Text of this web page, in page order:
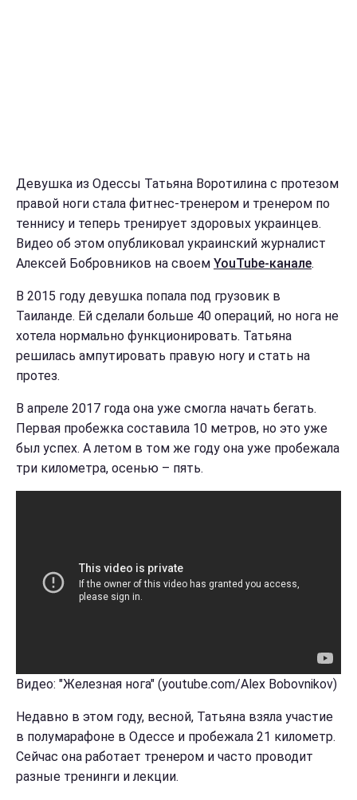
Девушка из Одессы Татьяна Воротилина с протезом
правой ноги стала фитнес-тренером и тренером по
теннису и теперь тренирует здоровых украинцев.
Видео об этом опубликовал украинский журналист
Алексей Бобровников на своем YouTube-канале.
В 2015 году девушка попала под грузовик в
Таиланде. Ей сделали больше 40 операций, но нога не
хотела нормально функционировать. Татьяна
решилась ампутировать правую ногу и стать на
протез.
В апреле 2017 года она уже смогла начать бегать.
Первая пробежка составила 10 метров, но это уже
был успех. А летом в том же году она уже пробежала
три километра, осенью – пять.
Видео: "Железная нога" (youtube.com/Alex Bobovnikov)
Недавно в этом году, весной, Татьяна взяла участие
в полумарафоне в Одессе и пробежала 21 километр.
Сейчас она работает тренером и часто проводит
разные тренинги и лекции.